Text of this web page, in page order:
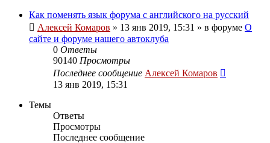
Как поменять язык форума с английского на русский
Алексей Комаров » 13 янв 2019, 15:31 » в форуме О
сайте и форуме нашего автоклуба
0 Ответы
90140 Просмотры
Последнее сообщение Алексей Комаров
13 янв 2019, 15:31
Темы
Ответы
Просмотры
Последнее сообщение